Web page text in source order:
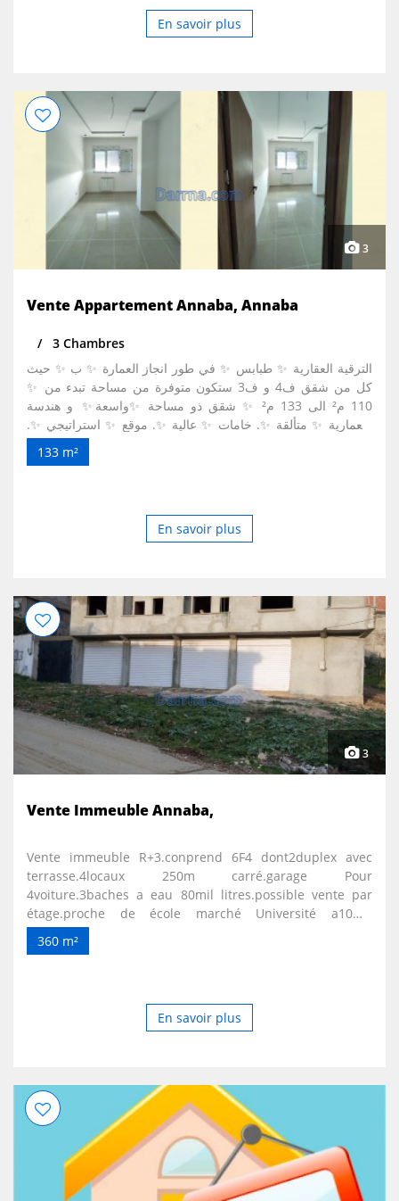
En savoir plus
3
Vente Appartement Annaba, Annaba
3 Chambres
الترقية العقارية ✨ طبابس ✨ في طور انجاز العمارة ✨ ب ✨ حيث
كل من شقق ف4 و ف3 ستكون متوفرة من مساحة تبدء من ✨
110 م² الى 133 م² ✨ شقق ذو مساحة ✨واسعة✨ و هندسة
معمارية ✨ متألقة ✨. خامات ✨ عالية ✨. موقع ✨ استراتيجي ✨.
ترقية ✨ محترمة ✨ ، ✨ امنة ✨ ، ✨ نظيفة ✨ . نرحب بكم في
موقعنا ، كل من استفساراتكم ، و زياراتكم مرحب بها ، لمزيد من
الرقم ، الترقية العقارية ✨ طبابس ✨ ترحب بكم . Promotion
immobilière ✨Tebabes✨ En cours de finalisation les
à 133 m²✨ Appartements avec un espace ✨spacieux✨ et
une ✨architecture brillante✨. Haute ✨ matières
premières ✨. ✨Emplacement stratégique✨. Promotion :
✨respectable✨, ✨ sécurisé ✨, ✨propre✨. Nous vous
souhaitons la bienvenue sur notre site , toutes vos
demandes et visites sont les bienvenues. Pour plus
d'informations, veuillez contacter : 0561959298 Pour tous
ceux qui sont hors du pays, nous contacter via WhatsApp
au même numéro, Promotion immobilière ✨ Tebabes ✨
vous souhaite la bienvenue.
133 m²
En savoir plus
3
Vente Immeuble Annaba,
Vente immeuble R+3.conprend 6F4 dont2duplex avec
terrasse.4locaux 250m carré.garage Pour
4voiture.3baches a eau 80mil litres.possible vente par
étage.proche de école marché Université a10mn
terminus.tel 0659288114
360 m²
En savoir plus